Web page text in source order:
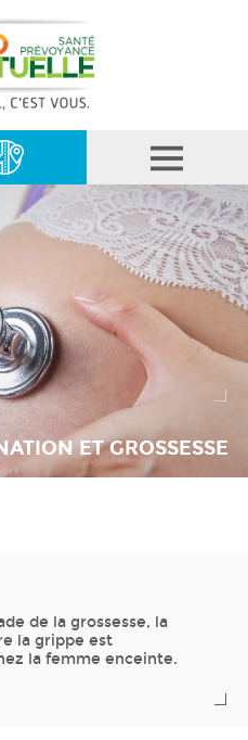
ET GROSSESSE
de la grossesse, la
la grippe est
la femme enceinte.